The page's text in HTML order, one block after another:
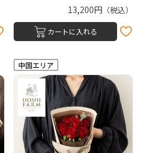
13,200円 （税込）
カートに入れる